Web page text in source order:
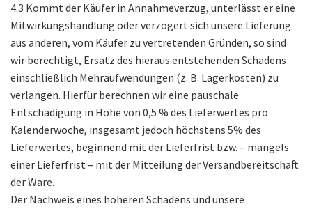
4.3 Kommt der Käufer in Annahmeverzug, unterlässt er eine
Mitwirkungshandlung oder verzögert sich unsere Lieferung
aus anderen, vom Käufer zu vertretenden Gründen, so sind
wir berechtigt, Ersatz des hieraus entstehenden Schadens
einschließlich Mehraufwendungen (z. B. Lagerkosten) zu
verlangen. Hierfür berechnen wir eine pauschale
Entschädigung in Höhe von 0,5 % des Lieferwertes pro
Kalenderwoche, insgesamt jedoch höchstens 5% des
Lieferwertes, beginnend mit der Lieferfrist bzw. – mangels
einer Lieferfrist – mit der Mitteilung der Versandbereitschaft
der Ware.
Der Nachweis eines höheren Schadens und unsere